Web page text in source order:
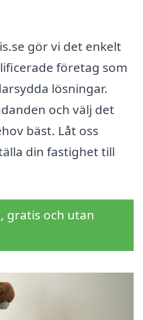
gör vi det enkelt
företag som
lösningar.
och välj det
bäst. Låt oss
din fastighet till
gratis och utan